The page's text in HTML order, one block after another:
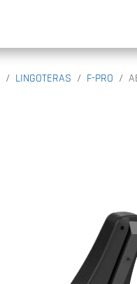
LINGOTERAS F-PRO